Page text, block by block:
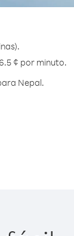
¢ por minuto.
Nepal.